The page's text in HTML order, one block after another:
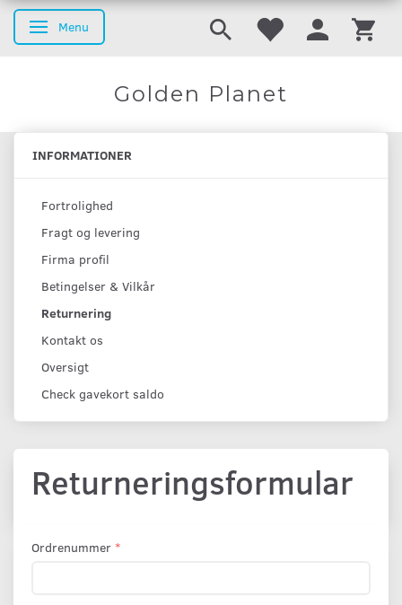
Skifte navigation
Menu
Golden Planet
INFORMATIONER
Fortrolighed
Fragt og levering
Firma profil
Betingelser & Vilkår
Returnering
Kontakt os
Oversigt
Check gavekort saldo
Returneringsformular
Ordrenummer